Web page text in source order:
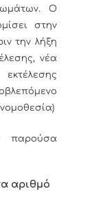
Ο
στην
την λήξη
νέα
παρούσα
αριθμό